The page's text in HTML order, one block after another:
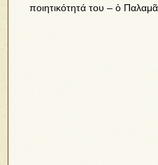
ποιητικότητά του – ὁ